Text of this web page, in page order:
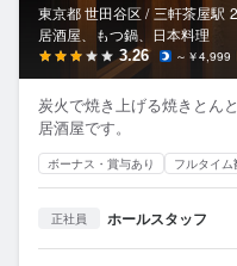
東京都 世田谷区 / 三軒茶屋駅
居酒屋、もつ鍋、日本料理
3.26 ～￥4,999
炭火で焼き上げる焼きとん
居酒屋です。
ボーナス・賞与あり フルタイム
正社員 ホールスタッフ